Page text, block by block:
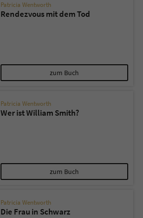
Patricia Wentworth
Rendezvous mit dem Tod
zum Buch
Patricia Wentworth
Wer ist William Smith?
zum Buch
Patricia Wentworth
Die Frau in Schwarz